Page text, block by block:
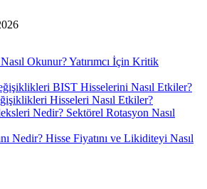
Okunur? Yatırımcı İçin Kritik
BIST Hisselerini Nasıl Etkiler?
Hisseleri Nasıl Etkiler?
Nedir? Sektörel Rotasyon Nasıl
Nedir? Hisse Fiyatını ve Likiditeyi Nasıl